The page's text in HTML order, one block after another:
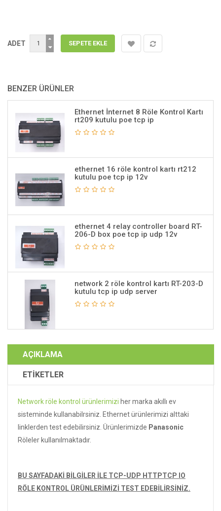
ADET
BENZER ÜRÜNLER
Ethernet İnternet 8 Röle Kontrol Kartı
rt209 kutulu poe tcp ip
ethernet 16 röle kontrol kartı rt212
kutulu poe tcp ip 12v
ethernet 4 relay controller board RT-
206-D box poe tcp ip udp 12v
network 2 röle kontrol kartı RT-203-D
kutulu tcp ip udp server
AÇIKLAMA
ETİKETLER
Network röle kontrol ürünlerimizi her marka akıllı ev
sisteminde kullanabilrsiniz. Ethernet ürünlerimizi alttaki
linklerden test edebilirsiniz. Ürünlerimizde Panasonic
Röleler kullanılmaktadır.
BU SAYFADAKİ BİLGİLER İLE TCP-UDP HTTPTCP IO
RÖLE KONTROL ÜRÜNLERİMİZİ TEST EDEBİLİRSİNİZ.